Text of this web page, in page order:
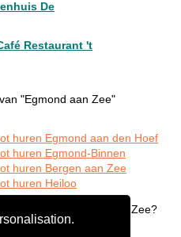
De
Restaurant 't
"Egmond aan Zee"
huren Egmond aan den Hoef
huren Egmond-Binnen
huren Bergen aan Zee
huren Heiloo
in Egmond aan Zee?